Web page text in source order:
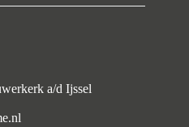
a/d Ijssel